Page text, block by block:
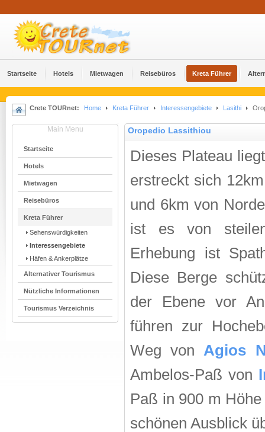
Startseite Hotels Mietwagen Reisebüros Kreta Führer
Crete TOURnet: Home Kreta Führer Interessengebiete Lasithi
Main Menu
Startseite
Hotels
Mietwagen
Reisebüros
Kreta Führer
Sehenswürdigkeiten
Interessengebiete
Häfen & Ankerplätze
Alternativer Tourismus
Nützliche Informationen
Tourismus Verzeichnis
Oropedio Lassithiou
Dieses Plateau
erstreckt sich
und 6km von
ist es von
Erhebung ist
Diese Berge
der Ebene vor
führen zur
Weg von Agios
Ambelos-Paß von
Paß in 900 m
schönen Ausblick